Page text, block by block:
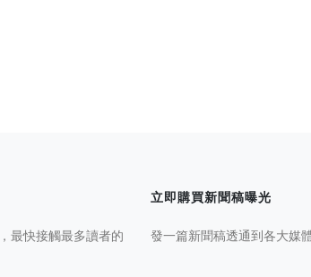
最快接觸最多讀者的
立即購買新聞稿曝光
發一篇新聞稿透通到各大媒